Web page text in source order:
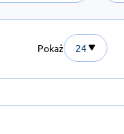
Pokaż 24